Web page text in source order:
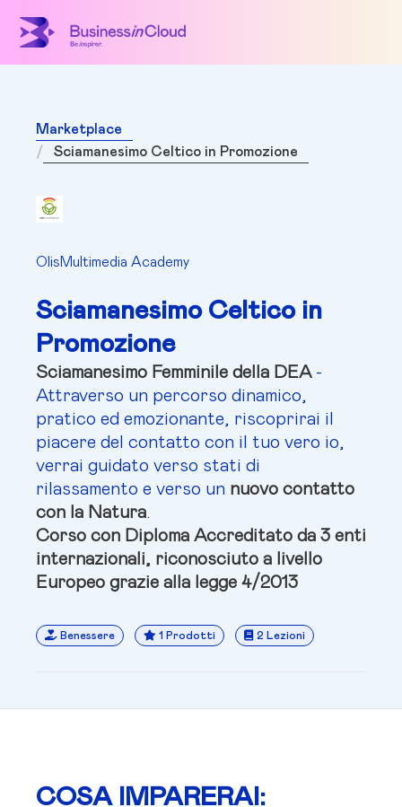
Marketplace
Sciamanesimo Celtico in Promozione
OlisMultimedia Academy
Sciamanesimo Celtico in
Promozione
Sciamanesimo Femminile della DEA-
Attraverso un percorso dinamico,
pratico ed emozionante, riscoprirai il
piacere del contatto con il tuo vero io,
verrai guidato verso stati di
rilassamento e verso un nuovo contatto
con la Natura.
Corso con Diploma Accreditato da 3 enti
internazionali, riconosciuto a livello
Europeo grazie alla legge 4/2013
Benessere 1 Prodotti 2 Lezioni
COSA IMPARERAI: